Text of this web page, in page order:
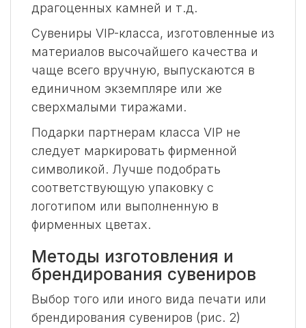
драгоценных камней и т.д.
Сувениры VIP-класса, изготовленные из
материалов высочайшего качества и
чаще всего вручную, выпускаются в
единичном экземпляре или же
сверхмалыми тиражами.
Подарки партнерам класса VIP не
следует маркировать фирменной
символикой. Лучше подобрать
соответствующую упаковку с
логотипом или выполненную в
фирменных цветах.
Методы изготовления и
брендирования сувениров
Выбор того или иного вида печати или
брендирования сувениров (рис. 2)